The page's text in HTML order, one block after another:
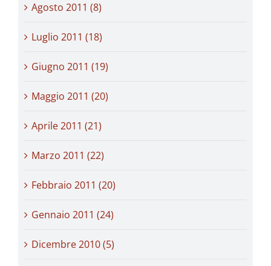
Agosto 2011 (8)
Luglio 2011 (18)
Giugno 2011 (19)
Maggio 2011 (20)
Aprile 2011 (21)
Marzo 2011 (22)
Febbraio 2011 (20)
Gennaio 2011 (24)
Dicembre 2010 (5)